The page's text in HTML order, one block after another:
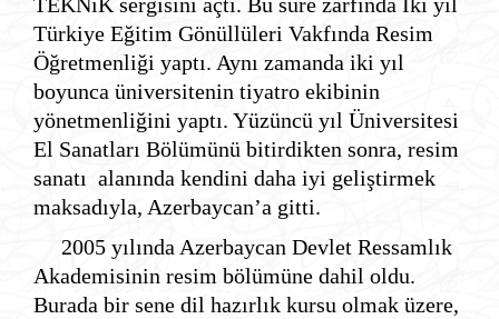
Türkiye Eğitim Gönüllüleri Vakfında Resim
Öğretmenliği yaptı. Aynı zamanda iki yıl
boyunca üniversitenin tiyatro ekibinin
yönetmenliğini yaptı. Yüzüncü yıl Üniversitesi
El Sanatları Bölümünü bitirdikten sonra, resim
sanatı alanında kendini daha iyi geliştirmek
maksadıyla, Azerbaycan’a gitti.
2005 yılında Azerbaycan Devlet Ressamlık
Akademisinin resim bölümüne dahil oldu.
Burada bir sene dil hazırlık kursu olmak üzere,